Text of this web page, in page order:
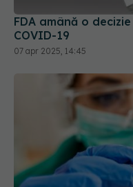
07 apr 2025, 14:45